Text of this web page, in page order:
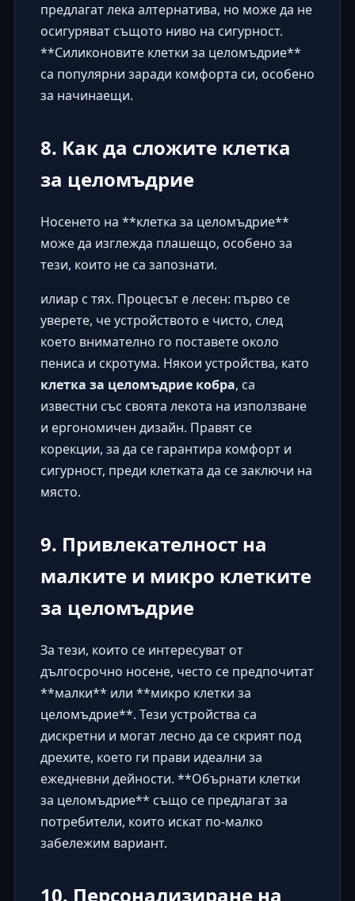
предлагат лека алтернатива, но може да не
осигуряват същото ниво на сигурност.
**Силиконовите клетки за целомъдрие**
са популярни заради комфорта си, особено
за начинаещи.
8. Как да сложите клетка
за целомъдрие
Носенето на **клетка за целомъдрие**
може да изглежда плашещо, особено за
тези, които не са запознати.
илиар с тях. Процесът е лесен: първо се
уверете, че устройството е чисто, след
което внимателно го поставете около
пениса и скротума. Някои устройства, като
клетка за целомъдрие кобра, са
известни със своята лекота на използване
и ергономичен дизайн. Правят се
корекции, за да се гарантира комфорт и
сигурност, преди клетката да се заключи на
място.
9. Привлекателност на
малките и микро клетките
за целомъдрие
За тези, които се интересуват от
дългосрочно носене, често се предпочитат
**малки** или **микро клетки за
целомъдрие**. Тези устройства са
дискретни и могат лесно да се скрият под
дрехите, което ги прави идеални за
ежедневни дейности. **Обърнати клетки
за целомъдрие** също се предлагат за
потребители, които искат по-малко
забележим вариант.
10. Персонализиране на